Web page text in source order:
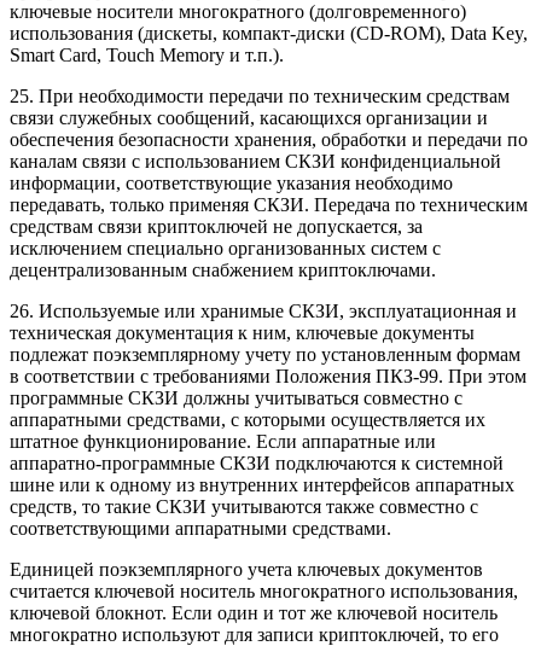
ключевые носители многократного (долговременного)
использования (дискеты, компакт-диски (CD-ROM), Data Key,
Smart Card, Touch Memory и т.п.).
25. При необходимости передачи по техническим средствам
связи служебных сообщений, касающихся организации и
обеспечения безопасности хранения, обработки и передачи по
каналам связи с использованием СКЗИ конфиденциальной
информации, соответствующие указания необходимо
передавать, только применяя СКЗИ. Передача по техническим
средствам связи криптоключей не допускается, за
исключением специально организованных систем с
децентрализованным снабжением криптоключами.
26. Используемые или хранимые СКЗИ, эксплуатационная и
техническая документация к ним, ключевые документы
подлежат поэкземплярному учету по установленным формам
в соответствии с требованиями Положения ПКЗ-99. При этом
программные СКЗИ должны учитываться совместно с
аппаратными средствами, с которыми осуществляется их
штатное функционирование. Если аппаратные или
аппаратно-программные СКЗИ подключаются к системной
шине или к одному из внутренних интерфейсов аппаратных
средств, то такие СКЗИ учитываются также совместно с
соответствующими аппаратными средствами.
Единицей поэкземплярного учета ключевых документов
считается ключевой носитель многократного использования,
ключевой блокнот. Если один и тот же ключевой носитель
многократно используют для записи криптоключей, то его